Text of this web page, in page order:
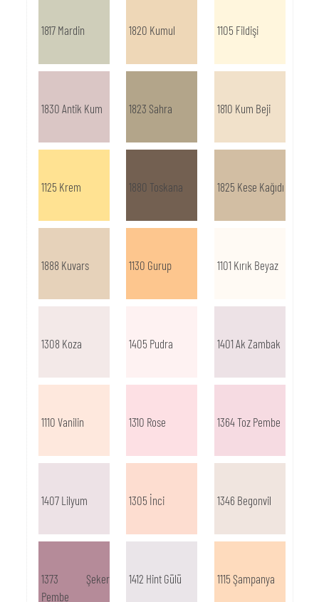
1817 Mardin 1820 Kumul 1105 Fildişi
1830 Antik Kum 1823 Sahra 1810 Kum Beji
1125 Krem 1880 Toskana 1825 Kese Kağıdı
1888 Kuvars 1130 Gurup 1101 Kırık Beyaz
1308 Koza 1405 Pudra 1401 Ak Zambak
1110 Vanilin 1310 Rose 1364 Toz Pembe
1407 Lilyum 1305 İnci 1346 Begonvil
1373 Şeker
Pembe
1412 Hint Gülü 1115 Şampanya